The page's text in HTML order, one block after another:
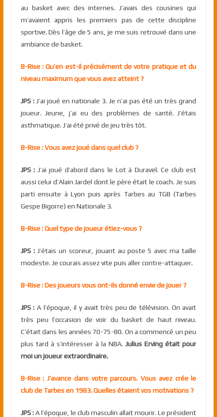
au basket avec des internes. J’avais des cousines qui
m’avaient appris les premiers pas de cette discipline
sportive. Dès l’âge de 5 ans, je me suis retrouvé dans une
ambiance de basket.
B-Rise : Qu’en est-il précisément de votre pratique et du
niveau maximum que vous avez atteint ?
JPS :J’ai joué en nationale 3. Je n’ai pas été un très grand
joueur. Jeune, j’ai eu des problèmes de santé. J’étais
asthmatique. J’ai été privé de jeu très tôt.
B-Rise : Vous avez joué dans quel club ?
JPS : J’ai joué d’abord dans le Lot à Duravel. Ce club est
aussi celui d’Alain Jardel dont le père était le coach. Je suis
parti ensuite à Lyon puis après Tarbes au TGB (Tarbes
Gespe Bigorre) en Nationale 3.
B-Rise : Quel type de joueur étiez-vous ?
JPS : J’étais un scoreur, jouant au poste 5 avec ma taille
modeste. Je courais assez vite puis aller contre-attaquer.
B-Rise : Des joueurs vous ont-ils donné envie de jouer ?
JPS : A l’époque, il y avait très peu de télévision. On avait
très peu l’occasion de voir du basket de haut niveau.
C’était dans les années 70-75-80. On a commencé un peu
plus tard à s’intéresser à la NBA.Julius Erving était pour
moi un joueur extraordinaire.
B-Rise : J’avance dans votre parcours. Vous avez crée le
club de Tarbes en 1983. Quelles étaient vos motivations ?
JPS :A l’époque, le club masculin allait mourir. Le président